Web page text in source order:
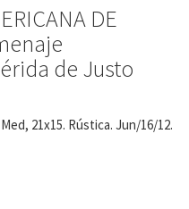
DE
de Justo
21x15. Rústica. Jun/16/12.